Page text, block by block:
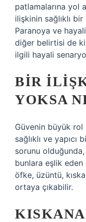
patlamalarına yol
ilişkinin sağlıklı
Paranoya ve
diğer belirtisi de
ilgili hayali
BIR
YOKSA
Güvenin büyük rol
sağlıklı ve
sorunu
bunlara eşlik eden
öfke, üzüntü,
ortaya çıkabilir.